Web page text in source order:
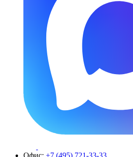
Офис: +7 (495) 721-33-33